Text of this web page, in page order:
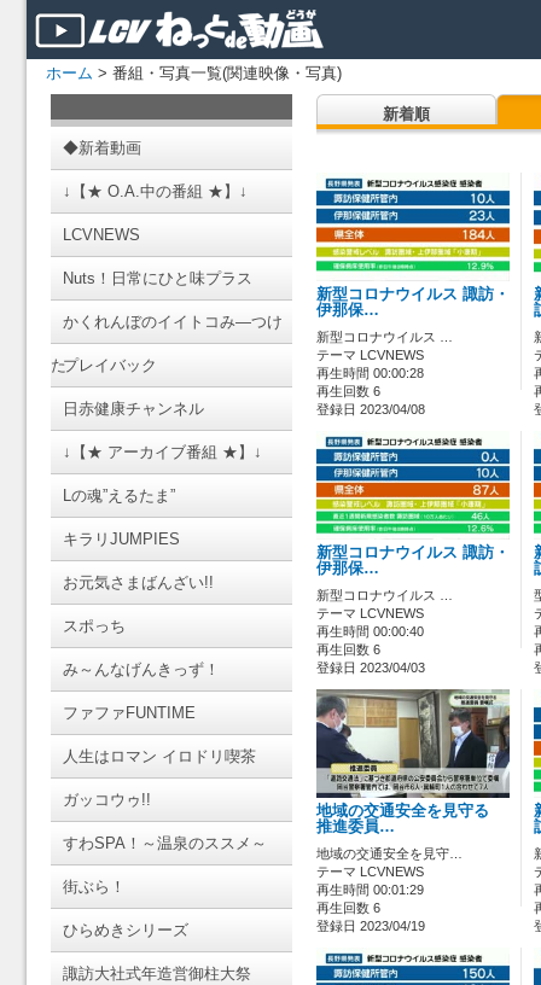
ホーム > 番組・写真一覧(関連映像・写真)
◆新着動画
↓【★ O.A.中の番組 ★】↓
LCVNEWS
Nuts！日常にひと味プラス
かくれんぼのイイトコみ―つけ
たプレイバック
日赤健康チャンネル
↓【★ アーカイブ番組 ★】↓
Lの魂”えるたま”
キラリJUMPIES
お元気さまばんざい!!
スポっち
み～んなげんきっず！
ファファFUNTIME
人生はロマン イロドリ喫茶
ガッコウゥ!!
すわSPA！～温泉のススメ～
街ぶら！
ひらめきシリーズ
諏訪大社式年造営御柱大祭
新着順
新型コロナウイルス 諏訪・
伊那保…
新型コロナウイルス …
テーマ LCVNEWS
再生時間 00:00:28
再生回数 6
登録日 2023/04/08
新型コロナウイルス 諏訪・
伊那保…
新型コロナウイルス …
テーマ LCVNEWS
再生時間 00:00:40
再生回数 6
登録日 2023/04/03
地域の交通安全を見守る
推進委員…
地域の交通安全を見守…
テーマ LCVNEWS
再生時間 00:01:29
再生回数 6
登録日 2023/04/19